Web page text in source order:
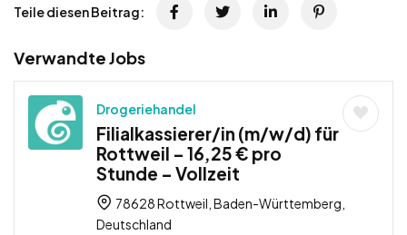
Teile diesen Beitrag:
Verwandte Jobs
Drogeriehandel
Filialkassierer/in (m/w/d) für
Rottweil – 16,25 € pro
Stunde – Vollzeit
78628 Rottweil, Baden-Württemberg,
Deutschland